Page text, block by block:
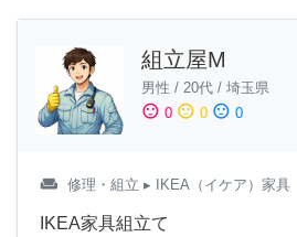
組立屋M
男性 / 20代 / 埼玉県
sentiment_satisfied 0 sentiment_neutral 0 sentiment_dissatisfied 0
weekend 修理・組立 ▸ IKEA（イケア）家具
IKEA家具組立て